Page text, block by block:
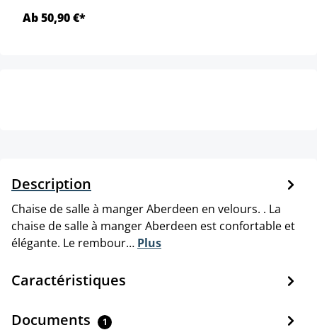
Ab 50,90 €*
Description
Chaise de salle à manger Aberdeen en velours. . La
chaise de salle à manger Aberdeen est confortable et
élégante. Le rembour… Plus
Caractéristiques
Documents 1